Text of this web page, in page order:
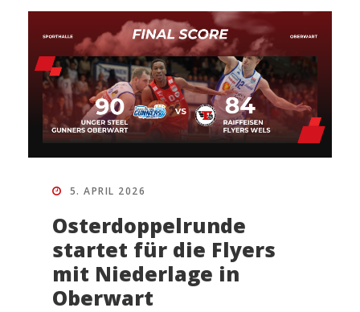
5. APRIL 2026
Osterdoppelrunde
startet für die Flyers
mit Niederlage in
Oberwart